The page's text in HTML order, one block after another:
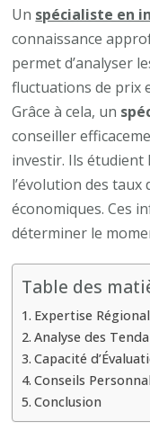
Un spécialiste en
connaissance
permet d’analyser
fluctuations de prix
Grâce à cela, un
conseiller
investir. Ils
l’évolution des taux
économiques. Ces
déterminer le
Table des
Expertise
Analyse des
Capacité
Conseils
Conclusion